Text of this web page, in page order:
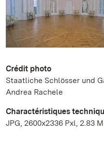
Crédit photo
Staatliche Schlösser und
Andrea Rachele
Charactéristiques
JPG, 2600x2336 Pxl, 2.83